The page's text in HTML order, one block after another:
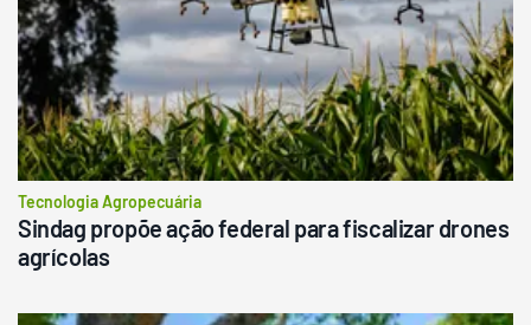
Tecnologia Agropecuária
Sindag propõe ação federal para fiscalizar drones
agrícolas